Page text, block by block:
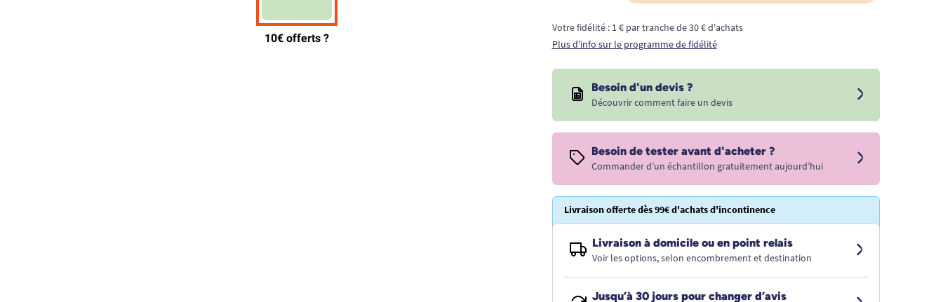
Votre fidélité : 1 € par tranche de 30 € d'achats
Plus d'info sur le programme de fidélité
Besoin d'un devis ?
Découvrir comment faire un devis
Besoin de tester avant d'acheter ?
Commander d’un échantillon gratuitement aujourd’hui
Livraison offerte dès 99€ d'achats d'incontinence
Livraison à domicile ou en point relais
Voir les options, selon encombrement et destination
Jusqu’à 30 jours pour changer d’avis